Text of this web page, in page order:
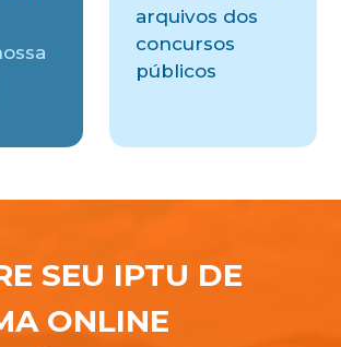
arquivos dos
concursos
públicos
SEU IPTU DE
ONLINE